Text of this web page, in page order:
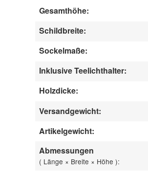
Gesamthöhe:
Schildbreite:
Sockelmaße:
Inklusive Teelichthalter:
Holzdicke:
Versandgewicht:
Artikelgewicht:
Abmessungen
( Länge × Breite × Höhe ):